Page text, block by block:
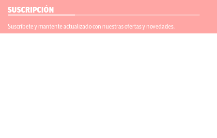
SUSCRIPCIÓN
Suscríbete y mantente actualizado con nuestras ofertas y novedades.